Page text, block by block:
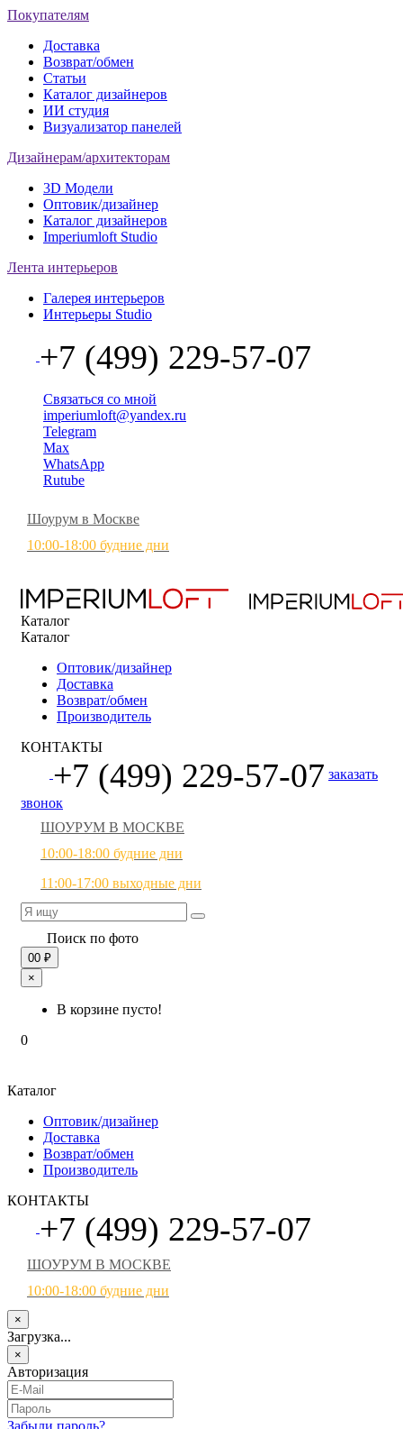
Покупателям
Доставка
Возврат/обмен
Статьи
Каталог дизайнеров
ИИ студия
Визуализатор панелей
Дизайнерам/архитекторам
3D Модели
Оптовик/дизайнер
Каталог дизайнеров
Imperiumloft Studio
Лента интерьеров
Галерея интерьеров
Интерьеры Studio
+7 (499) 229-57-07
Связаться со мной
imperiumloft@yandex.ru
Telegram
Max
WhatsApp
Rutube
Шоурум в Москве
10:00-18:00 будние дни
Каталог
Каталог
Оптовик/дизайнер
Доставка
Возврат/обмен
Производитель
КОНТАКТЫ
+7 (499) 229-57-07 заказать
звонок
ШОУРУМ В МОСКВЕ
10:00-18:00 будние дни
11:00-17:00 выходные дни
Поиск по фото
00 ₽
×
В корзине пусто!
0
Каталог
Оптовик/дизайнер
Доставка
Возврат/обмен
Производитель
КОНТАКТЫ
+7 (499) 229-57-07
ШОУРУМ В МОСКВЕ
10:00-18:00 будние дни
×
Загрузка...
×
Авторизация
Забыли пароль?